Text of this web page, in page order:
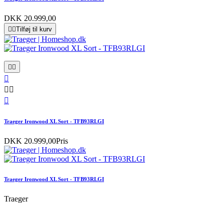
DKK 20.999,00
 Tilføj til kurv
 

 

Traeger Ironwood XL Sort - TFB93RLGI
DKK 20.999,00Pris
Traeger Ironwood XL Sort - TFB93RLGI
Traeger